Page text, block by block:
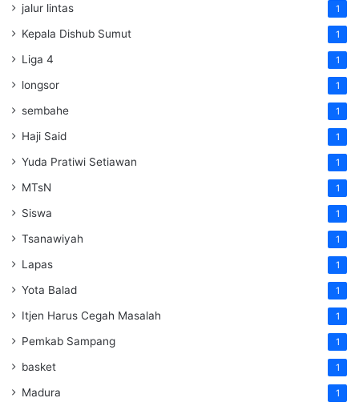
jalur lintas 1
Kepala Dishub Sumut 1
Liga 4 1
longsor 1
sembahe 1
Haji Said 1
Yuda Pratiwi Setiawan 1
MTsN 1
Siswa 1
Tsanawiyah 1
Lapas 1
Yota Balad 1
Itjen Harus Cegah Masalah 1
Pemkab Sampang 1
basket 1
Madura 1